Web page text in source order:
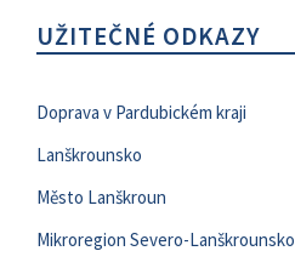
UŽITEČNÉ ODKAZY
Doprava v Pardubickém kraji
Lanškrounsko
Město Lanškroun
Mikroregion Severo-Lanškrounsko